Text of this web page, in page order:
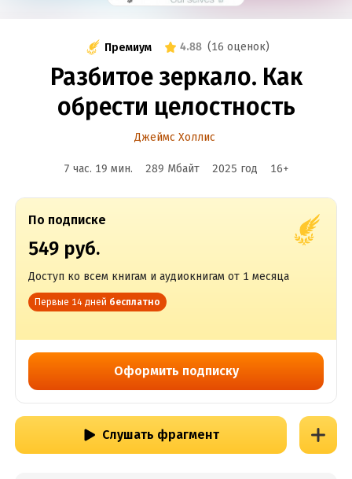
Премиум 4.88 (16 оценок)
Разбитое зеркало. Как
обрести целостность
Джеймс Холлис
7 час. 19 мин. 289 Мбайт 2025 год 16+
По подписке
549 руб.
Доступ ко всем книгам и аудиокнигам от 1 месяца
Первые 14 дней бесплатно
Оформить подписку
Слушать фрагмент